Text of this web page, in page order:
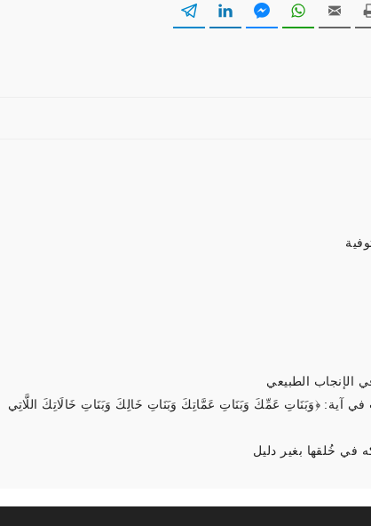
الطبيعي
في آية: ﴿‌وَبَنَاتِ ‌عَمِّكَ وَبَنَاتِ عَمَّاتِكَ وَبَنَاتِ خَالِكَ وَبَنَاتِ خَالَاتِكَ اللَّاتِي
في خُلقها بغير دليل